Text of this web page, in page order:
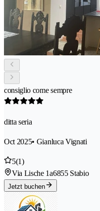
consiglio come sempre
ditta seria
Oct 2025• Gianluca Vignati
5(1)
Via Lische 1a6855 Stabio
Jetzt buchen